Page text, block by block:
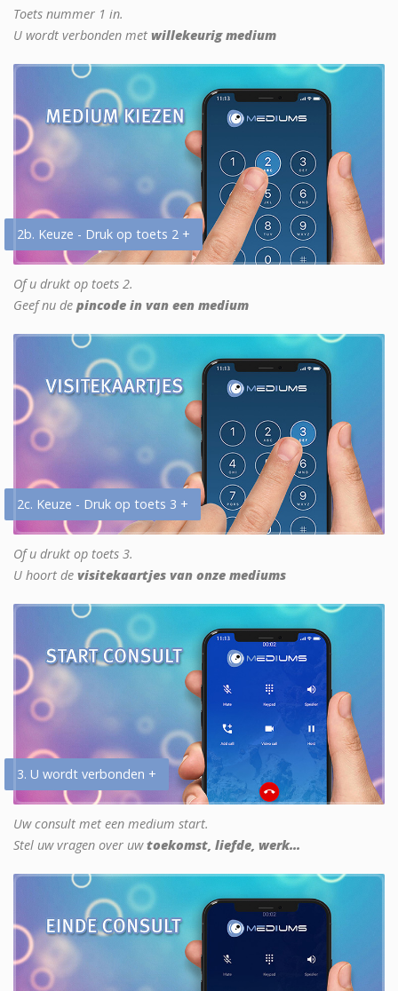
Toets nummer 1 in.
U wordt verbonden met willekeurig medium
2b. Keuze - Druk op toets 2 +
Of u drukt op toets 2.
Geef nu de pincode in van een medium
2c. Keuze - Druk op toets 3 +
Of u drukt op toets 3.
U hoort de visitekaartjes van onze mediums
3. U wordt verbonden +
Uw consult met een medium start.
Stel uw vragen over uwtoekomst, liefde, werk...